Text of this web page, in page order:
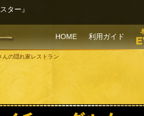
ター』
HOME 利用ガイド
んの隠れ家レストラン